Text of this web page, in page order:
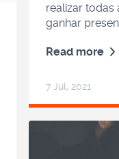
realizar todas
ganhar
Read more
7 Jul, 2021